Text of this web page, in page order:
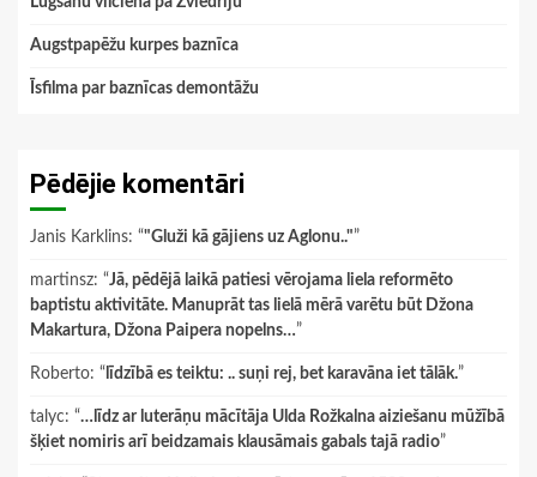
Augstpapēžu kurpes baznīca
Īsfilma par baznīcas demontāžu
Pēdējie komentāri
Janis Karklins: “"Gluži kā gājiens uz Aglonu.."”
martinsz: “Jā, pēdējā laikā patiesi vērojama liela reformēto
baptistu aktivitāte. Manuprāt tas lielā mērā varētu būt Džona
Makartura, Džona Paipera nopelns…”
Roberto: “ līdzībā es teiktu: .. suņi rej, bet karavāna iet tālāk.”
talyc: “…līdz ar luterāņu mācītāja Ulda Rožkalna aiziešanu mūžībā
šķiet nomiris arī beidzamais klausāmais gabals tajā radio”